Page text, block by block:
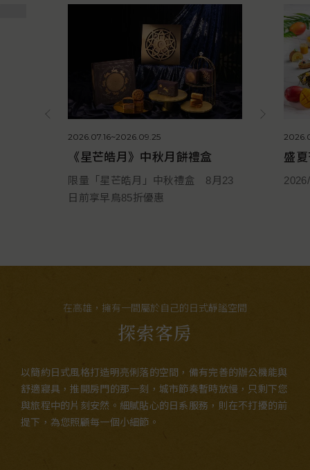
2026.07.16~2026.09.25
《星芒皓月》中秋月餅禮盒
限量「星芒皓月」中秋禮盒 8月23
日前享早鳥85折優惠
盛
在高雄，擁有一間屬於自己的日式靜謐空間
探索客房
以簡約日式風格打造明亮俐落的空間，備有完善的辦公機能與
舒適寢具，推開房門的那一刻，城市節奏暫時放慢，只剩下您
與旅程中的片刻安然。細膩貼心的日系服務，則在不打擾的前
提下，為您照顧每一個小細節。